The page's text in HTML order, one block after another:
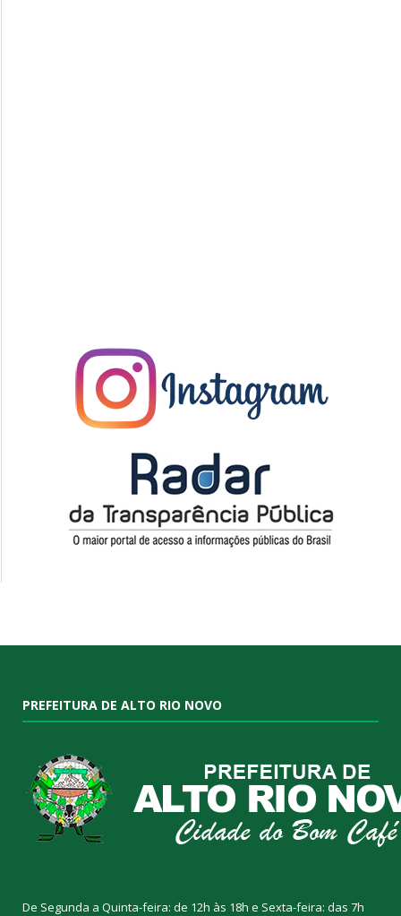
PREFEITURA DE ALTO RIO NOVO
De Segunda a Quinta-feira: de 12h às 18h e Sexta-feira: das 7h